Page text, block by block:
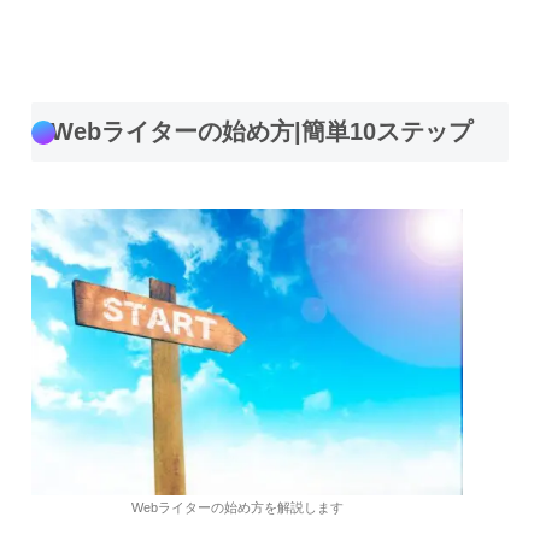
Webライターの始め方|簡単10ステップ
Webライターの始め方を解説します